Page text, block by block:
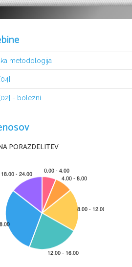
Ime
glasbe v
polovici 16.
Skladatelj
metodologija
- bolezni
PORAZDELITEV